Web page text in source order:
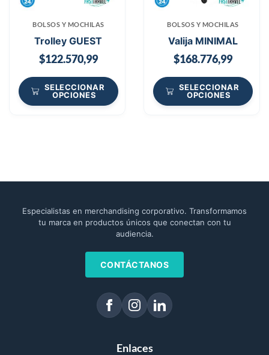
BOLSOS Y MOCHILAS
Trolley GUEST
$122.570,99
SELECCIONAR
OPCIONES
BOLSOS Y MOCHILAS
Valija MINIMAL
$168.776,99
SELECCIONAR
OPCIONES
Especialistas en merchandising corporativo. Transformamos
tu marca en productos únicos que conectan con tu
audiencia.
CONTÁCTANOS
Enlaces